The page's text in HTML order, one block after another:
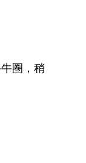
圈，稍